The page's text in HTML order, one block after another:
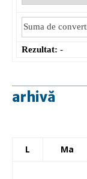
Rezultat: -
arhivă
L Ma